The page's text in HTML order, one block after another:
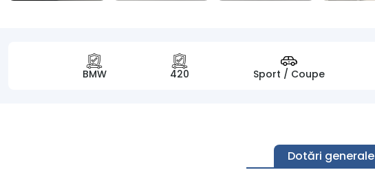
BMW 420 Sport / Coupe
Dotări generale